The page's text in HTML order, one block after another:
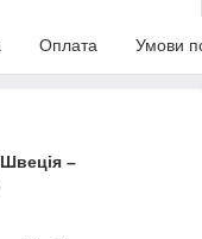
Оплата Умови
–